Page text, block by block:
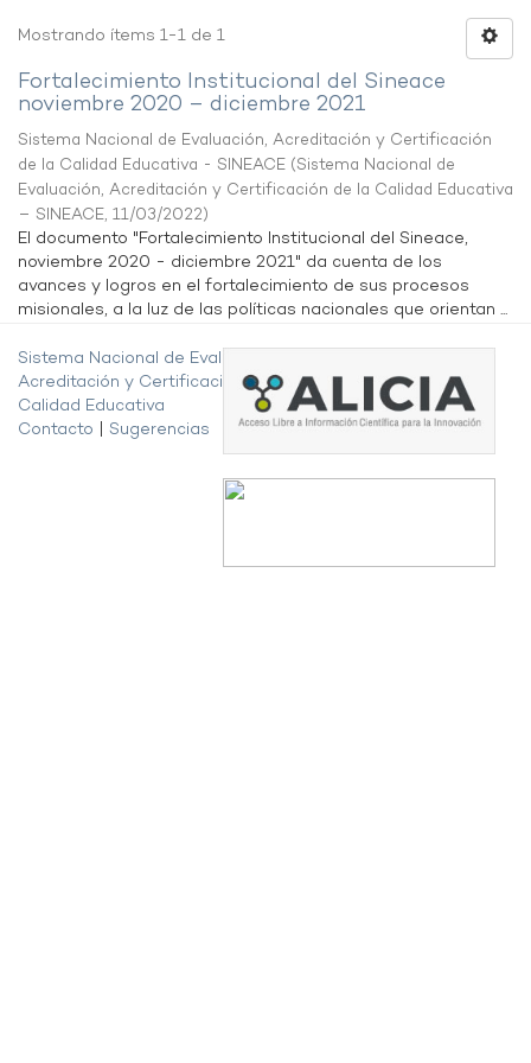
Mostrando ítems 1-1 de 1
Fortalecimiento Institucional del Sineace
noviembre 2020 – diciembre 2021
Sistema Nacional de Evaluación, Acreditación y Certificación
de la Calidad Educativa - SINEACE (Sistema Nacional de
Evaluación, Acreditación y Certificación de la Calidad Educativa
– SINEACE, 11/03/2022)
El documento "Fortalecimiento Institucional del Sineace,
noviembre 2020 - diciembre 2021" da cuenta de los
avances y logros en el fortalecimiento de sus procesos
misionales, a la luz de las políticas nacionales que orientan ...
Sistema Nacional de Evaluación,
Acreditación y Certificación de la
Calidad Educativa
Contacto
Sugerencias